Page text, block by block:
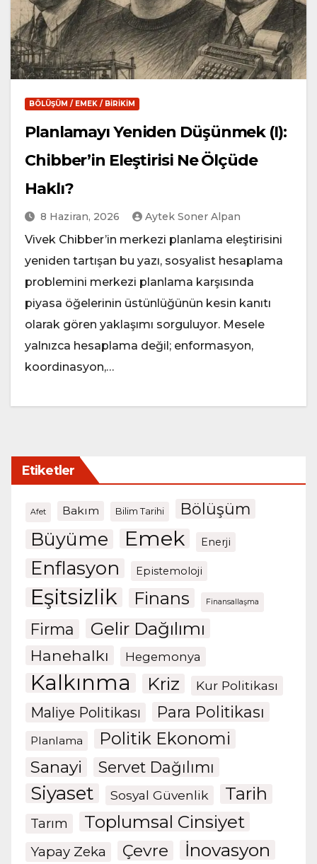
BÖLÜŞÜM / EMEK / BIRIKIM
Planlamayı Yeniden Düşünmek (I):
Chibber’in Eleştirisi Ne Ölçüde
Haklı?
8 Haziran, 2026 Aytek Soner Alpan
Vivek Chibber’in merkezi planlama eleştirisini
yeniden tartışan bu yazı, sosyalist hesaplama
problemini merkezi planlama karşısında
piyasa öğelerinin üstünlüğünün kesin kanıtı
olarak gören yaklaşımı sorguluyor. Mesele
yalnızca hesaplama değil; enformasyon,
koordinasyon,…
Etiketler
Afet Bakım Bilim Tarihi Bölüşüm
Büyüme Emek Enerji
Enflasyon Epistemoloji
Eşitsizlik Finans Finansallaşma
Firma Gelir Dağılımı
Hanehalkı Hegemonya
Kalkınma Kriz Kur Politikası
Maliye Politikası Para Politikası
Planlama Politik Ekonomi
Sanayi Servet Dağılımı
Siyaset Sosyal Güvenlik Tarih
Tarım Toplumsal Cinsiyet
Yapay Zeka Çevre İnovasyon